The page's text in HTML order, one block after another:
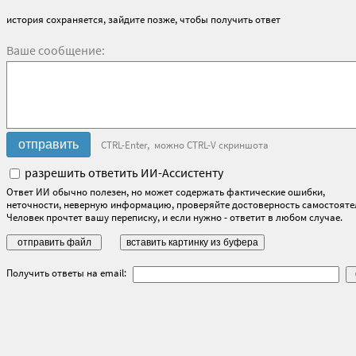
история сохраняется, зайдите позже, чтобы получить ответ
Ваше сообщение:
CTRL-Enter, можно CTRL-V скриншота
разрешить ответить ИИ-Ассистенту
Ответ ИИ обычно полезен, но может содержать фактические ошибки,
неточности, неверную информацию, проверяйте достоверность
Человек прочтет вашу переписку, и если нужно - ответит в любом случае.
Получить ответы на email: